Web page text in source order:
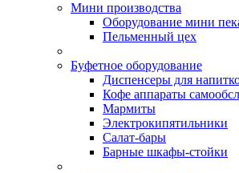
Мини производства
Оборудование мини
Пельменный цех
Буфетное оборудование
Диспенсеры для
Кофе аппараты
Мармиты
Электрокипятильники
Cалат-бары
Барные шкафы-стойки